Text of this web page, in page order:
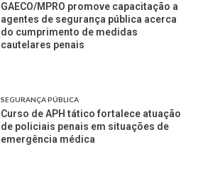
GAECO/MPRO promove capacitação a
agentes de segurança pública acerca
do cumprimento de medidas
cautelares penais
SEGURANÇA PÚBLICA
Curso de APH tático fortalece atuação
de policiais penais em situações de
emergência médica